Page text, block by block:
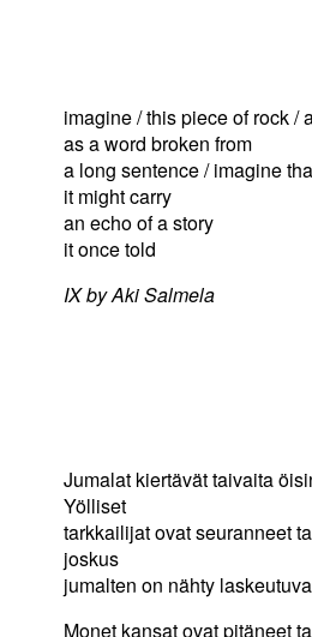
imagine / this piece of rock /
as a word broken from
a long sentence / imagine
it might carry
an echo of a story
it once told
IX by Aki Salmela
Jumalat kiertävät taivaita
Yölliset
tarkkailijat ovat seuranneet
joskus
jumalten on nähty
Monet kansat ovat pitäneet